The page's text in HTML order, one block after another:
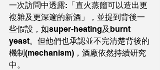
一次訪問中透露:「直火蒸餾可以造出更
複雜及更深邃的新酒」，並提到背後一
些假設，如super-heating及burnt
yeast。但他們也承認並不完清楚背後的
機制(mechanism)，酒廠依然持續研究
中。